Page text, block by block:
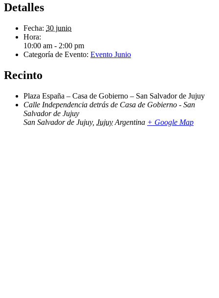
Detalles
Fecha: 30 junio
Hora:
10:00 am - 2:00 pm
Categoría de Evento: Evento Junio
Recinto
Plaza España – Casa de Gobierno – San Salvador de Jujuy
Calle Independencia detrás de Casa de Gobierno - San
Salvador de Jujuy
San Salvador de Jujuy, Jujuy Argentina + Google Map